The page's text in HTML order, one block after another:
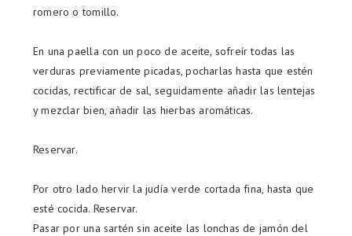
romero o tomillo.
En una paella con un poco de aceite, sofreír todas las
verduras previamente picadas, pocharlas hasta que estén
cocidas, rectificar de sal, seguidamente añadir las lentejas
y mezclar bien, añadir las hierbas aromáticas.
Reservar.
Por otro lado hervir la judía verde cortada fina, hasta que
esté cocida. Reservar.
Pasar por una sartén sin aceite las lonchas de jamón del